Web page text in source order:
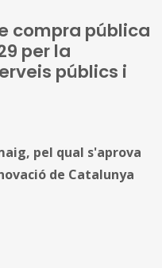
compra pública
per la
públics i
pel qual s'aprova
de Catalunya